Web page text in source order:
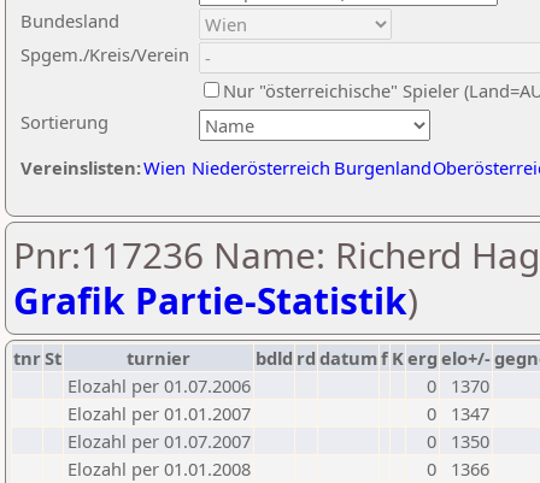
Sortierung
Bundesland
Spgem./Kreis/Verein
Nur "österreichische" Spieler
Vereinslisten:Wien Niederösterreich Burgenland
Pnr:117236 Name: Richerd
Grafik Partie-Statistik)
tnrSt turnier bdld rd datumf Kerg elo+/-
Elozahl per 01.07.2006
0
1370
Elozahl per 01.01.2007
0
1347
Elozahl per 01.07.2007
0
1350
Elozahl per 01.01.2008
0
1366